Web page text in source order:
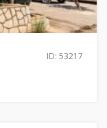
ID: 53217